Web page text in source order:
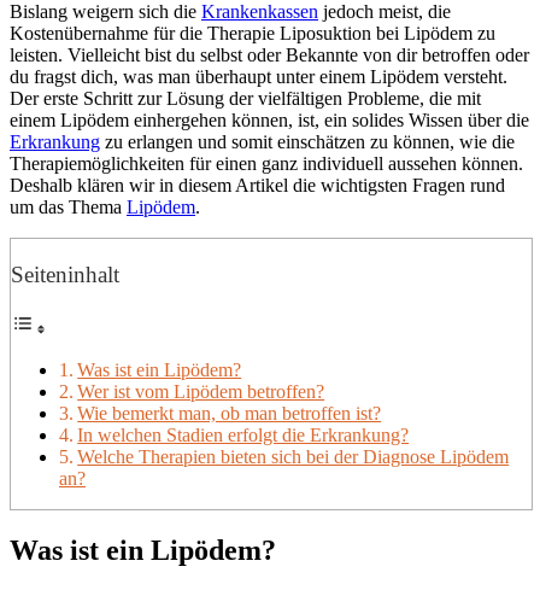
Bislang weigern sich die Krankenkassen jedoch meist, die
Kostenübernahme für die Therapie Liposuktion bei Lipödem zu
leisten. Vielleicht bist du selbst oder Bekannte von dir betroffen oder
du fragst dich, was man überhaupt unter einem Lipödem versteht.
Der erste Schritt zur Lösung der vielfältigen Probleme, die mit
einem Lipödem einhergehen können, ist, ein solides Wissen über die
Erkrankung zu erlangen und somit einschätzen zu können, wie die
Therapiemöglichkeiten für einen ganz individuell aussehen können.
Deshalb klären wir in diesem Artikel die wichtigsten Fragen rund
um das Thema Lipödem.
Seiteninhalt
Was ist ein Lipödem?
Wer ist vom Lipödem betroffen?
Wie bemerkt man, ob man betroffen ist?
In welchen Stadien erfolgt die Erkrankung?
Welche Therapien bieten sich bei der Diagnose Lipödem
an?
Was ist ein Lipödem?